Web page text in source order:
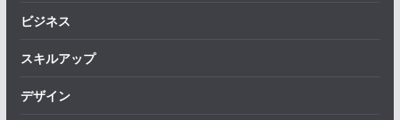
ビジネス
スキルアップ
デザイン